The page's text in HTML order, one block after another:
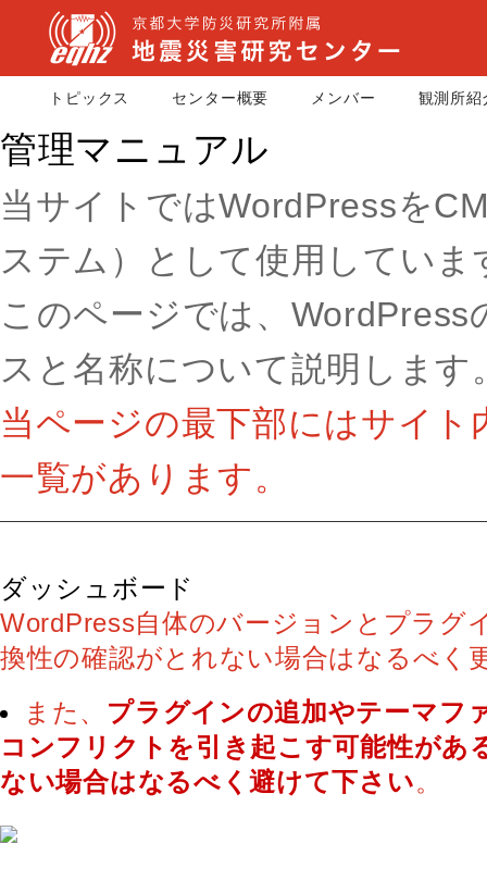
トピックス センター概要 メンバー 観測所紹
管理マニュアル
当サイトではWordPressを
ステム）として使用していま
このページでは、
スと名称について説明します
当ページの最下部にはサイ
一覧があります。
ダッシュボード
WordPress自体のバージョンとプラグ
換性の確認がとれない場合はなるべく
また、 プラグインの追加やテーマフ
コンフリクトを引き起こす可能性があ
ない場合はなるべく避けて下さい。